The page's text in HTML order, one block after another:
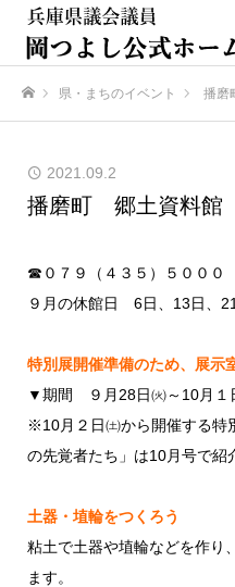
県・まちのイベント 播磨
2021.09.2
播磨町 郷土資料館
☎０７９（４３５）５０００
９月の休館日 6日、13日、
特別展開催準備のため、展示
▼期間 ９月28日㈫～10月１
※10月２日㈯から開催する特
の先覚者たち」は10月号で紹
土器・埴輪をつくろう
粘土で土器や埴輪などを作り
ます。